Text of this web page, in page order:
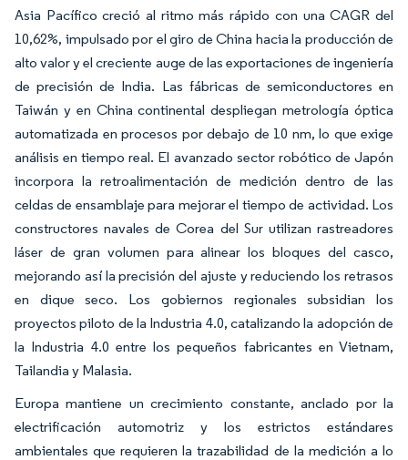
Asia Pacífico creció al ritmo más rápido con una CAGR del
10,62%, impulsado por el giro de China hacia la producción de
alto valor y el creciente auge de las exportaciones de ingeniería
de precisión de India. Las fábricas de semiconductores en
Taiwán y en China continental despliegan metrología óptica
automatizada en procesos por debajo de 10 nm, lo que exige
análisis en tiempo real. El avanzado sector robótico de Japón
incorpora la retroalimentación de medición dentro de las
celdas de ensamblaje para mejorar el tiempo de actividad. Los
constructores navales de Corea del Sur utilizan rastreadores
láser de gran volumen para alinear los bloques del casco,
mejorando así la precisión del ajuste y reduciendo los retrasos
en dique seco. Los gobiernos regionales subsidian los
proyectos piloto de la Industria 4.0, catalizando la adopción de
la Industria 4.0 entre los pequeños fabricantes en Vietnam,
Tailandia y Malasia.
Europa mantiene un crecimiento constante, anclado por la
electrificación automotriz y los estrictos estándares
ambientales que requieren la trazabilidad de la medición a lo